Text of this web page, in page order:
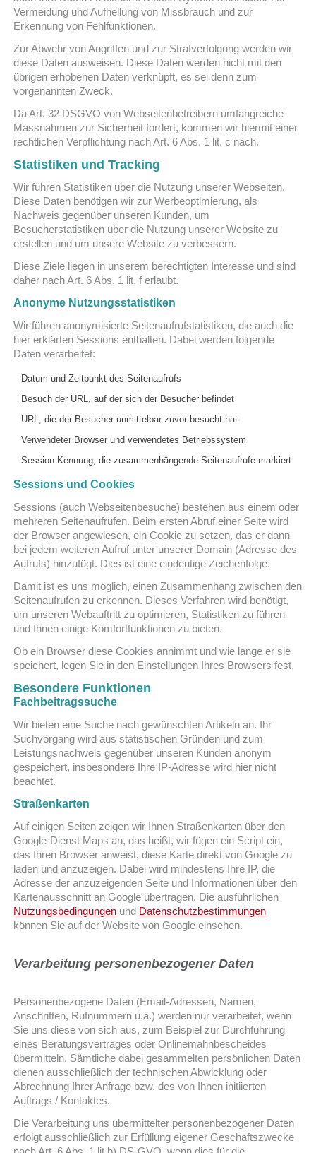
Vermeidung und Aufhellung von Missbrauch und zur
Erkennung von Fehlfunktionen.
Zur Abwehr von Angriffen und zur Strafverfolgung werden wir
diese Daten ausweisen. Diese Daten werden nicht mit den
übrigen erhobenen Daten verknüpft, es sei denn zum
vorgenannten Zweck.
Da Art. 32 DSGVO von Webseitenbetreibern umfangreiche
Massnahmen zur Sicherheit fordert, kommen wir hiermit einer
rechtlichen Verpflichtung nach Art. 6 Abs. 1 lit. c nach.
Statistiken und Tracking
Wir führen Statistiken über die Nutzung unserer Webseiten.
Diese Daten benötigen wir zur Werbeoptimierung, als
Nachweis gegenüber unseren Kunden, um
Besucherstatistiken über die Nutzung unserer Website zu
erstellen und um unsere Website zu verbessern.
Diese Ziele liegen in unserem berechtigten Interesse und sind
daher nach Art. 6 Abs. 1 lit. f erlaubt.
Anonyme Nutzungsstatistiken
Wir führen anonymisierte Seitenaufrufstatistiken, die auch die
hier erklärten Sessions enthalten. Dabei werden folgende
Daten verarbeitet:
Datum und Zeitpunkt des Seitenaufrufs
Besuch der URL, auf der sich der Besucher befindet
URL, die der Besucher unmittelbar zuvor besucht hat
Verwendeter Browser und verwendetes Betriebssystem
Session-Kennung, die zusammenhängende Seitenaufrufe markiert
Sessions und Cookies
Sessions (auch Webseitenbesuche) bestehen aus einem oder
mehreren Seitenaufrufen. Beim ersten Abruf einer Seite wird
der Browser angewiesen, ein Cookie zu setzen, das er dann
bei jedem weiteren Aufruf unter unserer Domain (Adresse des
Aufrufs) hinzufügt. Dies ist eine eindeutige Zeichenfolge.
Damit ist es uns möglich, einen Zusammenhang zwischen den
Seitenaufrufen zu erkennen. Dieses Verfahren wird benötigt,
um unseren Webauftritt zu optimieren, Statistiken zu führen
und Ihnen einige Komfortfunktionen zu bieten.
Ob ein Browser diese Cookies annimmt und wie lange er sie
speichert, legen Sie in den Einstellungen Ihres Browsers fest.
Besondere Funktionen
Fachbeitragssuche
Wir bieten eine Suche nach gewünschten Artikeln an. Ihr
Suchvorgang wird aus statistischen Gründen und zum
Leistungsnachweis gegenüber unseren Kunden anonym
gespeichert, insbesondere Ihre IP-Adresse wird hier nicht
beachtet.
Straßenkarten
Auf einigen Seiten zeigen wir Ihnen Straßenkarten über den
Google-Dienst Maps an, das heißt, wir fügen ein Script ein,
das Ihren Browser anweist, diese Karte direkt von Google zu
laden und anzuzeigen. Dabei wird mindestens Ihre IP, die
Adresse der anzuzeigenden Seite und Informationen über den
Kartenausschnitt an Google übertragen. Die ausführlichen
Nutzungsbedingungen und Datenschutzbestimmungen
können Sie auf der Website von Google einsehen.
VerarbeitungpersonenbezogenerDaten
Personenbezogene Daten (Email-Adressen, Namen,
Anschriften, Rufnummern u.ä.) werden nur verarbeitet, wenn
Sie uns diese von sich aus, zum Beispiel zur Durchführung
eines Beratungsvertrages oder Onlinemahnbescheides
übermitteln. Sämtliche dabei gesammelten persönlichen Daten
dienen ausschließlich der technischen Abwicklung oder
Abrechnung Ihrer Anfrage bzw. des von Ihnen initiierten
Auftrags / Kontaktes.
Die Verarbeitung uns übermittelter personenbezogener Daten
erfolgt ausschließlich zur Erfüllung eigener Geschäftszwecke